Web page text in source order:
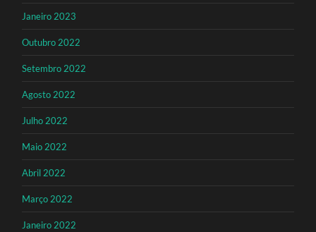
Janeiro 2023
Outubro 2022
Setembro 2022
Agosto 2022
Julho 2022
Maio 2022
Abril 2022
Março 2022
Janeiro 2022